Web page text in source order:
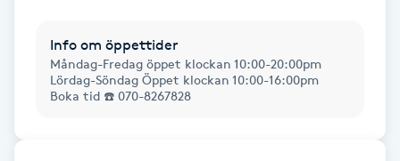
Hyperhidros
Hypnos
Info om öppettider
Måndag-Fredag öppet klockan 10:00-20:00pm
Lördag-Söndag Öppet klockan 10:00-16:00pm
Boka tid ☎️ 070-8267828